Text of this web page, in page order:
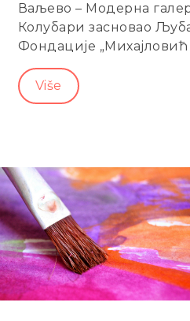
Ваљево – Модерна
Колубари засновао
Фондације „Михајловић
Više